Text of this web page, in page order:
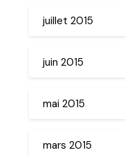
juillet 2015
juin 2015
mai 2015
mars 2015